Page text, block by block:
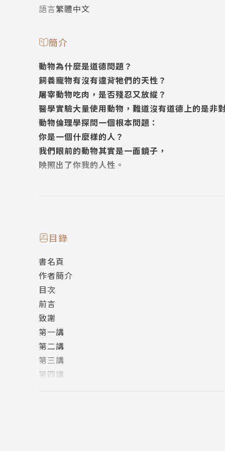
語言繁體中文
簡介
動物為什麼是道德問題？
飼養寵物有沒有違背牠們的天性？
屠宰動物吃肉，是否殘忍又放縱？
醫學實驗大量使用動物，難道沒有道德上的是非
動物倫理學探問一個根本問題：
你是一個什麼樣的人？
我們眼前的動物其實是一面鏡子，
映照出了你我的人性。
的社會和思想背景，再進入哲學領域，逐一介
的動物倫理學，並比較各家的長短得失。錢永
動物議題的讀者，思考動物牽涉到的道德議題。
作者簡介
作者：錢永祥
中央研究院人社中心兼任研究員，並擔任《思想
年來回溯中國革命裡的「同路人」，尋找一種獨
目錄
書名頁
作者簡介
目次
前言
致謝
第一講
第二講
第三講
第四講